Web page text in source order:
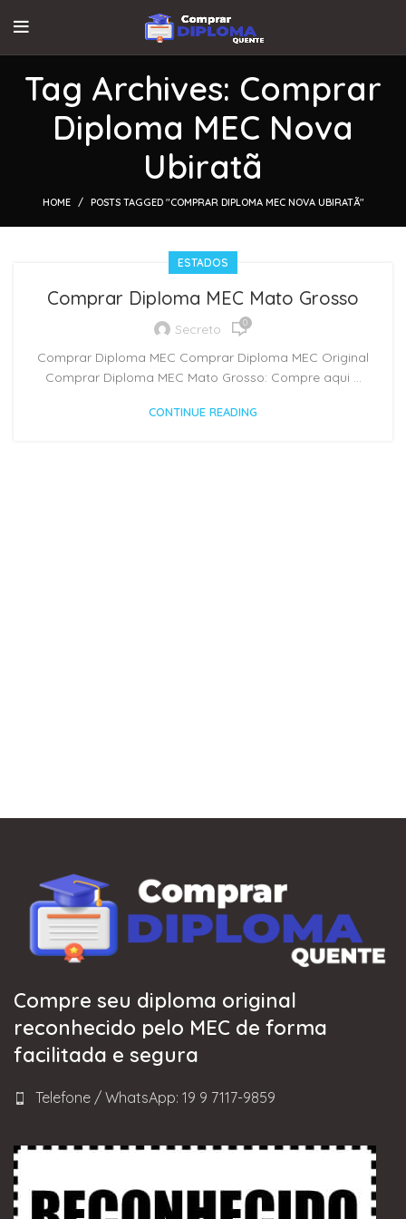
Tag Archives: Comprar
Diploma MEC Nova
Ubiratã
HOME POSTS TAGGED "COMPRAR DIPLOMA MEC NOVA UBIRATÃ"
ESTADOS
Comprar Diploma MEC Mato Grosso
Secreto 0
Comprar Diploma MEC Comprar Diploma MEC Original
Comprar Diploma MEC Mato Grosso: Compre aqui ...
CONTINUE READING
Compre seu diploma original
reconhecido pelo MEC de forma
facilitada e segura
Telefone / WhatsApp: 19 9 7117-9859